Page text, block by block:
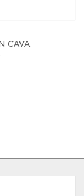
CAVA